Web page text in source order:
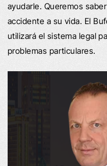
ayudarle. Queremos
accidente a su vida. El
utilizará el sistema legal
problemas particulares.